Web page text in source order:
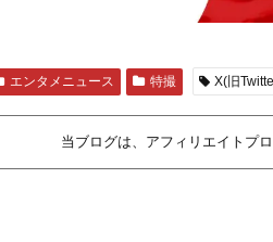
エンタメニュース 特撮 X(旧
当ブログは、アフィリエイトプ